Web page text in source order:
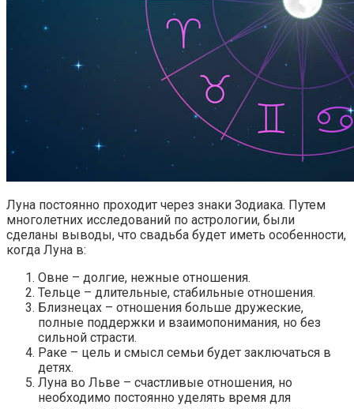
Луна постоянно проходит через знаки Зодиака. Путем
многолетних исследований по астрологии, были
сделаны выводы, что свадьба будет иметь особенности,
когда Луна в:
Овне – долгие, нежные отношения.
Тельце – длительные, стабильные отношения.
Близнецах – отношения больше дружеские,
полные поддержки и взаимопонимания, но без
сильной страсти.
Раке – цель и смысл семьи будет заключаться в
детях.
Луна во Льве – счастливые отношения, но
необходимо постоянно уделять время для